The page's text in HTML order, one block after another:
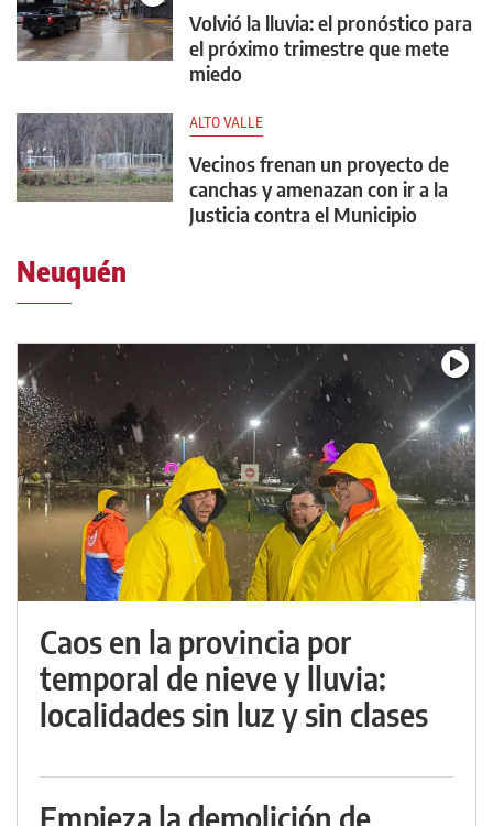
Volvió la lluvia: el pronóstico para
el próximo trimestre que mete
miedo
ALTO VALLE
Vecinos frenan un proyecto de
canchas y amenazan con ir a la
Justicia contra el Municipio
Neuquén
Caos en la provincia por
temporal de nieve y lluvia:
localidades sin luz y sin clases
Empieza la demolición de